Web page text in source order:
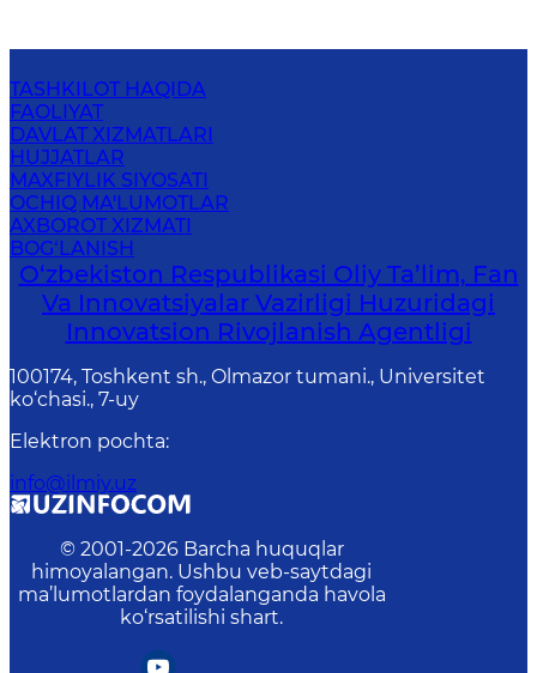
TASHKILOT HAQIDA
FAOLIYAT
DAVLAT XIZMATLARI
HUJJATLAR
MAXFIYLIK SIYOSATI
OCHIQ MA'LUMOTLAR
AXBOROT XIZMATI
BOG‘LANISH
O‘zbekiston Respublikasi Oliy Ta’lim, Fan
Va Innovatsiyalar Vazirligi Huzuridagi
Innovatsion Rivojlanish Agentligi
100174, Toshkent sh., Olmazor tumani., Universitet
ko‘chasi., 7-uy
Elektron pochta:
info@ilmiy.uz
© 2001-2026 Barcha huquqlar
himoyalangan. Ushbu veb-saytdagi
ma’lumotlardan foydalanganda havola
ko‘rsatilishi shart.